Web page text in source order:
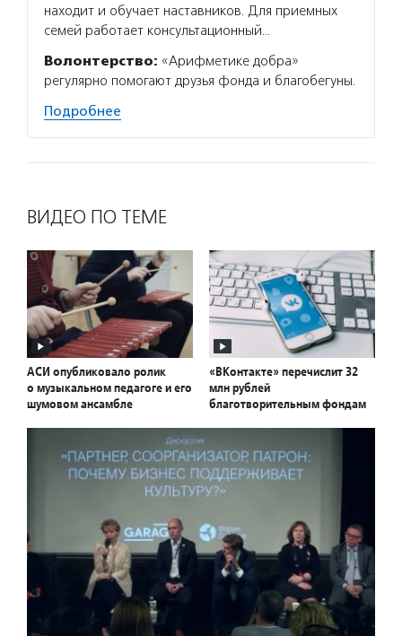
находит и обучает наставников. Для приемных
семей работает консультационный…
Волонтерство: «Арифметике добра»
регулярно помогают друзья фонда и благобегуны.
Подробнее
ВИДЕО ПО ТЕМЕ
АСИ опубликовало ролик
о музыкальном педагоге и его
шумовом ансамбле
«ВКонтакте» перечислит 32
млн рублей
благотворительным фондам